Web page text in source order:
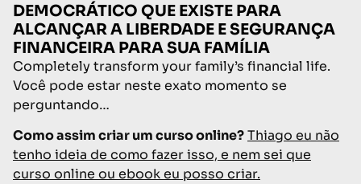
DEMOCRÁTICO QUE EXISTE PARA
ALCANÇAR A LIBERDADE E SEGURANÇA
FINANCEIRA PARA SUA FAMÍLIA
Completely transform your family’s financial life.
Você pode estar neste exato momento se
perguntando…
Como assim criar um curso online?Thiago eu não
tenho ideia de como fazer isso, e nem sei que
curso online ou ebook eu posso criar.